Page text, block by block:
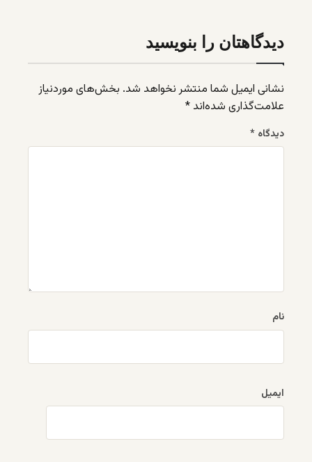
دیدگاهتان را بنویسید
نشانی ایمیل شما منتشر نخواهد شد. بخش‌های موردنیاز
علامت‌گذاری شده‌اند *
دیدگاه *
نام
ایمیل